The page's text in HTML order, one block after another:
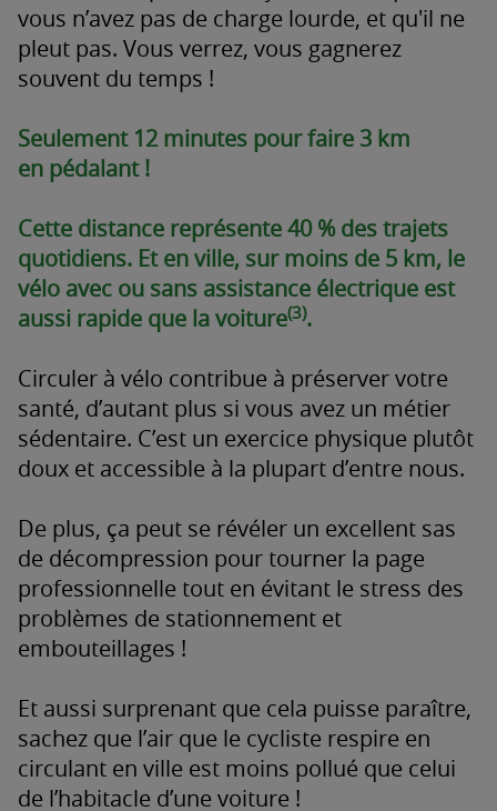
vous n’avez pas de charge lourde, et qu'il ne
pleut pas. Vous verrez, vous gagnerez
souvent du temps !
Seulement 12 minutes pour faire 3 km
en pédalant !
Cette distance représente 40 % des trajets
quotidiens. Et en ville, sur moins de 5 km, le
vélo avec ou sans assistance électrique est
aussi rapide que la voiture(3).
Circuler à vélo contribue à préserver votre
santé, d’autant plus si vous avez un métier
sédentaire. C’est un exercice physique plutôt
doux et accessible à la plupart d’entre nous.
De plus, ça peut se révéler un excellent sas
de décompression pour tourner la page
professionnelle tout en évitant le stress des
problèmes de stationnement et
embouteillages !
Et aussi surprenant que cela puisse paraître,
sachez que l’air que le cycliste respire en
circulant en ville est moins pollué que celui
de l’habitacle d’une voiture !